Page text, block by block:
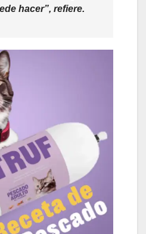
hacer”, refiere.